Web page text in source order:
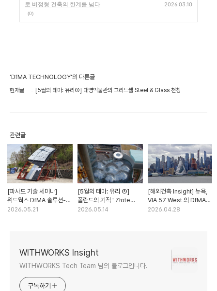
로 비정형 건축의 한계를 넘다
(0)
2026.03.10
'DfMA TECHNOLOGY'의 다른글
현재글 [5월의 테마: 유리①] 대영박물관의 그리드쉘 Steel & Glass 천창
관련글
[파사드 기술 세미나]
위드웍스 DfMA 솔루션-1 :
CNC T-BAR 시스템과
2026.05.21
[5월의 테마: 유리 ②]
폴란드의 기적 ' Złote
Tarasy'
2026.05.14
[해외건축 Insight] 뉴욕,
VIA 57 West 의 DfMA
건축기술 심층 분석
2026.04.28
WITHWORKS Insight
WITHWORKS Tech Team 님의 블로그입니다.
구독하기